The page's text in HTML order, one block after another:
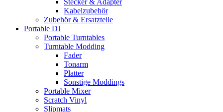
Stecker & Adapter
Kabelzubehör
Zubehör & Ersatzteile
Portable DJ
Portable Turntables
Turntable Modding
Fader
Tonarm
Platter
Sonstige Moddings
Portable Mixer
Scratch Vinyl
Slipmats